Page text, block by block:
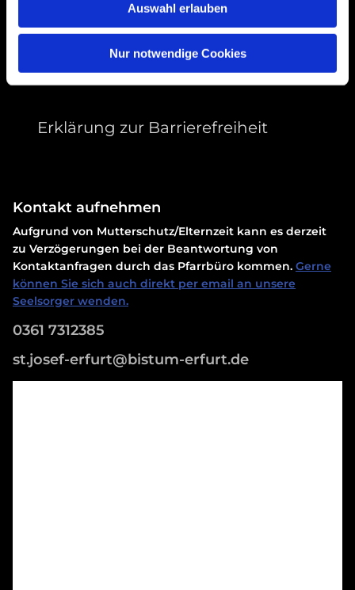
Auswahl erlauben
Nur notwendige Cookies
Erklärung zur Barrierefreiheit
Kontakt aufnehmen
Aufgrund von Mutterschutz/Elternzeit kann es derzeit
zu Verzögerungen bei der Beantwortung von
Kontaktanfragen durch das Pfarrbüro kommen. Gerne
können Sie sich auch direkt per email an unsere
Seelsorger wenden.
0361 7312385
st.josef-erfurt@bistum-erfurt.de